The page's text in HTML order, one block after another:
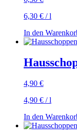
6,30 € /l
In den
4,90 €
4,90 € /l
In den